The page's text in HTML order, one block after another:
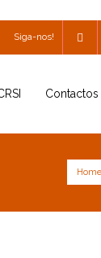
Siga-nos!
Contactos
Home